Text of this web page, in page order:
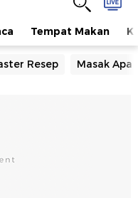
Tempat Makan
Resep Masak Apa